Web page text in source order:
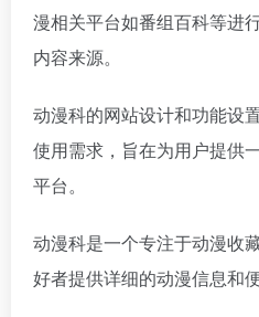
漫相关平台如番组百科等进
内容来源。
动漫科的网站设计和功能设
使用需求，旨在为用户提供
平台。
动漫科是一个专注于动漫收
好者提供详细的动漫信息和